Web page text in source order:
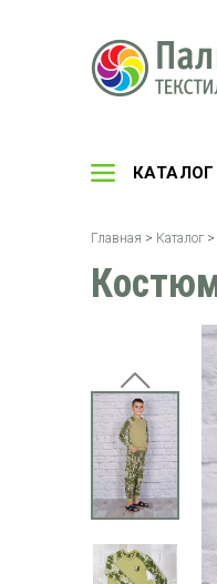
КАТАЛОГ
Главная > Каталог >